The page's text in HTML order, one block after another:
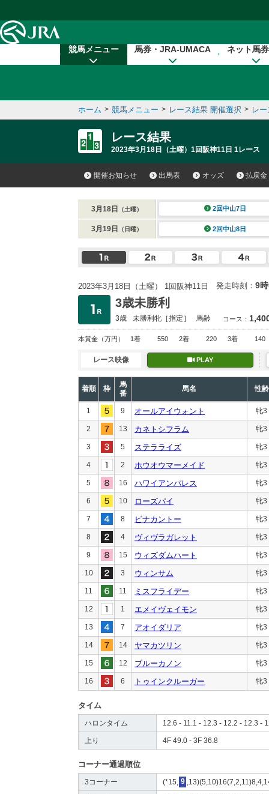
競馬メニュー 馬券・JRA-UMACA ネット馬
ホーム > 競馬メニュー > レース結果 開催選択 > レ
レース結果
2023年3月18日（土曜）1回阪神11日 1レース
開催お知らせ 出馬表 オッズ 払戻金
3月18日 （土曜） 2回中山7日
3月19日 （日曜） 2回中山8日
2023年3月18日（土曜） 1回阪神11日 発走時刻： 9
3歳未勝利
3歳 未勝利牝［指定］ 馬齢 コース：
本賞金 （万円） 1着 550 2着 220 3着 140
レース映像 PLAY
着順 枠
馬
番
馬名 性齢
1 9 オールアイウォント 牝3
2 13 カネトシフラム 牝3
3 5 ステラライズ 牝3
4 2 ホウオウマーメイド 牝3
5 16 ハワイアンパレス 牝3
6 10 ローズパイ 牝3
7 8 ビナカントー 牝3
8 4 ヴィヴラガレット 牝3
9 15 ウィズダムハート 牝3
10 3 ウィンサム 牝3
11 11 ミスフライデー 牝3
12 1 エメイヴェイモン 牝3
13 7 アオイダリア 牝3
14 14 ヤマカツリン 牝3
15 12 ブルーカノン 牝3
16 6 トゥインクルーガー 牝3
タイム
ハロンタイム 12.6 - 11.1 - 12.3 - 12.2 - 12.3 -
上り 4F 49.0 - 3F 36.8
コーナー通過順位
3コーナー (*15, 9